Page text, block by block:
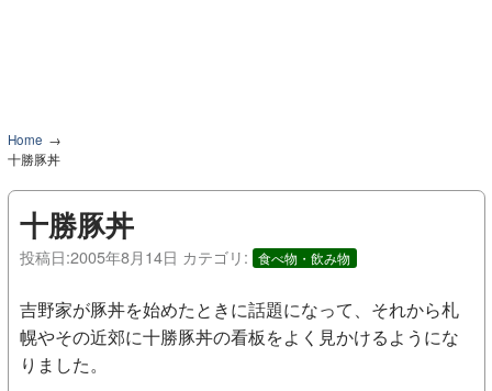
Home
十勝豚丼
十勝豚丼
投稿日:2005年8月14日 カテゴリ: 食べ物・飲み物
吉野家が豚丼を始めたときに話題になって、それから札
幌やその近郊に十勝豚丼の看板をよく見かけるようにな
りました。